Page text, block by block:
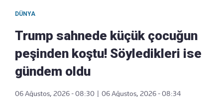
DÜNYA
Trump sahnede küçük çocuğun
peşinden koştu! Söyledikleri ise
gündem oldu
06 Ağustos, 2026 - 08:30 06 Ağustos, 2026 - 08:34